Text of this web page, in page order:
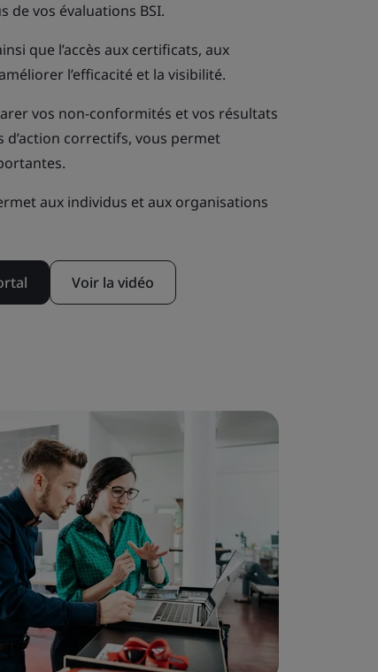
de vos évaluations BSI.
que l’accès aux certificats, aux
l’efficacité et la visibilité.
vos non-conformités et vos résultats
d’action correctifs, vous permet
aux individus et aux organisations
Voir la vidéo